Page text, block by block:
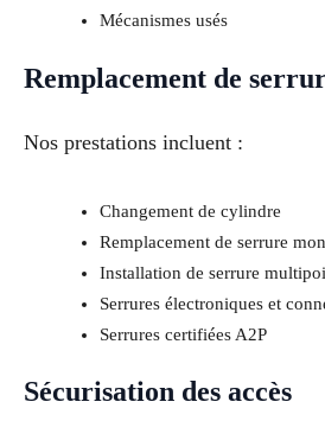
Mécanismes usés
Remplacement de
Nos prestations incluent :
Changement de cylindre
Remplacement de serrure
Installation de serrure
Serrures électroniques et
Serrures certifiées A2P
Sécurisation des accès